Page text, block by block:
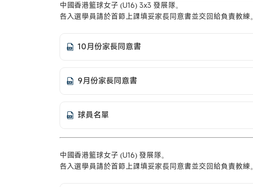
中國香港籃球女子 (U16) 3x3 發展隊。
各入選學員請於首節上課填妥家長同意書並交回給負責教練。
10月份家長同意書
9月份家長同意書
球員名單
中國香港籃球女子 (U16) 發展隊。
各入選學員請於首節上課填妥家長同意書並交回給負責教練。